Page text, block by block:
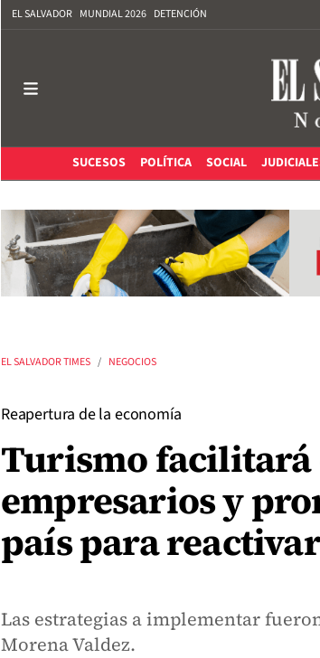
EL SALVADOR MUNDIAL 2026 DETENCIÓN
SUCESOS
POLÍTICA SOCIAL
EL SALVADOR TIMES NEGOCIOS
Reapertura de la economía
Turismo facilitará
empresarios y
país para
Las estrategias a implementar
Morena Valdez.